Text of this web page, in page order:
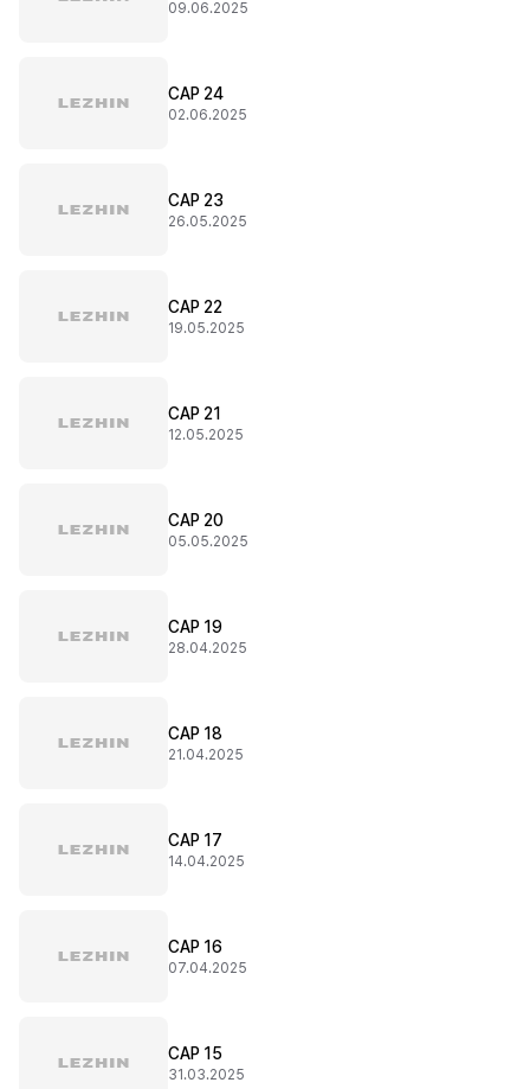
09.06.2025
CAP 24
02.06.2025
CAP 23
26.05.2025
CAP 22
19.05.2025
CAP 21
12.05.2025
CAP 20
05.05.2025
CAP 19
28.04.2025
CAP 18
21.04.2025
CAP 17
14.04.2025
CAP 16
07.04.2025
CAP 15
31.03.2025